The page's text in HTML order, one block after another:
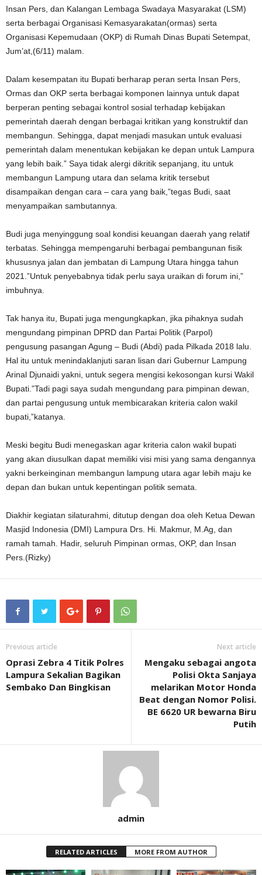
Insan Pers, dan Kalangan Lembaga Swadaya Masyarakat (LSM)
serta berbagai Organisasi Kemasyarakatan(ormas) serta
Organisasi Kepemudaan (OKP) di Rumah Dinas Bupati Setempat,
Jum’at,(6/11) malam.
Dalam kesempatan itu Bupati berharap peran serta Insan Pers,
Ormas dan OKP serta berbagai komponen lainnya untuk dapat
berperan penting sebagai kontrol sosial terhadap kebijakan
pemerintah daerah dengan berbagai kritikan yang konstruktif dan
membangun. Sehingga, dapat menjadi masukan untuk evaluasi
pemerintah dalam menentukan kebijakan ke depan untuk Lampura
yang lebih baik.” Saya tidak alergi dikritik sepanjang, itu untuk
membangun Lampung utara dan selama kritik tersebut
disampaikan dengan cara – cara yang baik,”tegas Budi, saat
menyampaikan sambutannya.
Budi juga menyinggung soal kondisi keuangan daerah yang relatif
terbatas. Sehingga mempengaruhi berbagai pembangunan fisik
khususnya jalan dan jembatan di Lampung Utara hingga tahun
2021.”Untuk penyebabnya tidak perlu saya uraikan di forum ini,”
imbuhnya.
Tak hanya itu, Bupati juga mengungkapkan, jika pihaknya sudah
mengundang pimpinan DPRD dan Partai Politik (Parpol)
pengusung pasangan Agung – Budi (Abdi) pada Pilkada 2018 lalu.
Hal itu untuk menindaklanjuti saran lisan dari Gubernur Lampung
Arinal Djunaidi yakni, untuk segera mengisi kekosongan kursi Wakil
Bupati.”Tadi pagi saya sudah mengundang para pimpinan dewan,
dan partai pengusung untuk membicarakan kriteria calon wakil
bupati,”katanya.
Meski begitu Budi menegaskan agar kriteria calon wakil bupati
yang akan diusulkan dapat memiliki visi misi yang sama dengannya
yakni berkeinginan membangun lampung utara agar lebih maju ke
depan dan bukan untuk kepentingan politik semata.
Diakhir kegiatan silaturahmi, ditutup dengan doa oleh Ketua Dewan
Masjid Indonesia (DMI) Lampura Drs. Hi. Makmur, M.Ag, dan
ramah tamah. Hadir, seluruh Pimpinan ormas, OKP, dan Insan
Pers.(Rizky)
Previous article
Oprasi Zebra 4 Titik Polres
Lampura Sekalian Bagikan
Sembako Dan Bingkisan
Next article
Mengaku sebagai angota
Polisi Okta Sanjaya
melarikan Motor Honda
Beat dengan Nomor Polisi.
BE 6620 UR bewarna Biru
Putih
admin
RELATED ARTICLES MORE FROM AUTHOR